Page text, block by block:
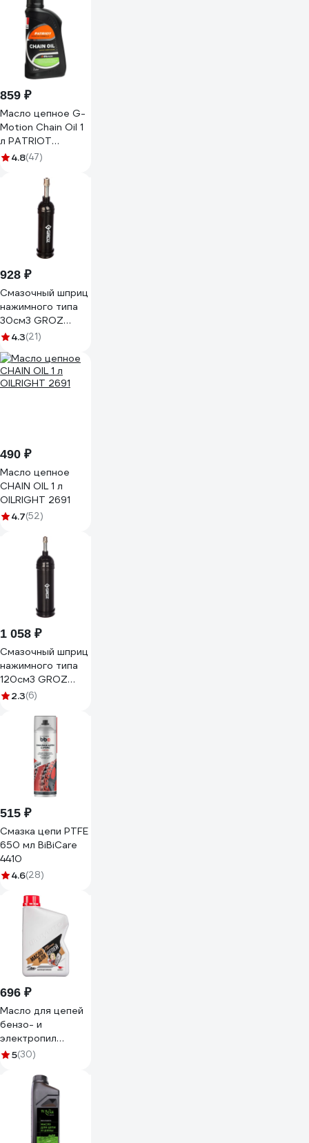
859 ₽
Масло цепное G-
Motion Chain Oil 1
л PATRIOT
850030700
4.8(47)
928 ₽
Смазочный шприц
нажимного типа
30см3 GROZ
GR43100 - G6P
4.3(21)
490 ₽
Масло цепное
CHAIN OIL 1 л
OILRIGHT 2691
4.7(52)
1 058 ₽
Смазочный шприц
нажимного типа
120см3 GROZ
GR43101 - G7P
2.3(6)
515 ₽
Смазка цепи PTFE
650 мл BiBiCare
4410
4.6(28)
696 ₽
Масло для цепей
бензо- и
электропил
минеральное
ВМПАВТО 9207
5(30)